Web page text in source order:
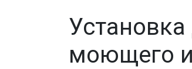
моющего и